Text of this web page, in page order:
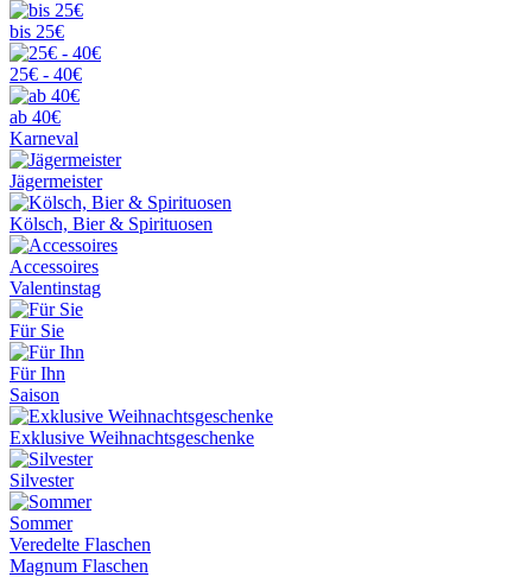
bis 25€
25€ - 40€
ab 40€
Karneval
Jägermeister
Kölsch, Bier & Spirituosen
Accessoires
Valentinstag
Für Sie
Für Ihn
Saison
Exklusive Weihnachtsgeschenke
Silvester
Sommer
Veredelte Flaschen
Magnum Flaschen